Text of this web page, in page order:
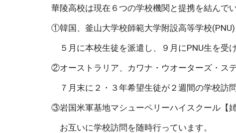
華陵高校は現在６つの学校機関と提携を結んでい
①韓国、釜山大学校師範大学附設高等学校(PNU)
５月に本校生徒を派遣し、９月にPNU生を受
②オーストラリア、カワナ・ウオーターズ・ス
７月末に２・３年希望生徒が２週間の学校訪
③岩国米軍基地マシューペリーハイスクール【
お互いに学校訪問を随時行っています。